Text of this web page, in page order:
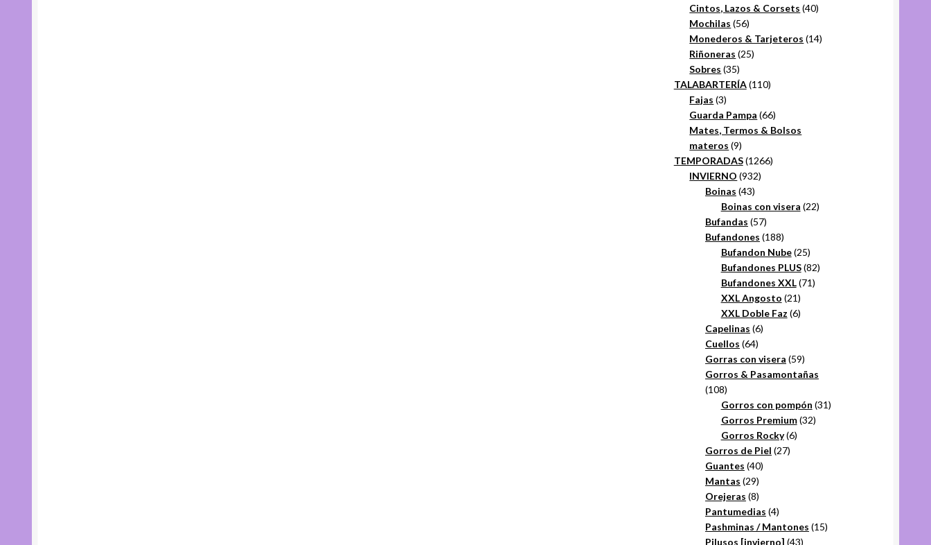
Cintos, Lazos & Corsets 4040
Mochilas 5656
productos
Monederos & Tarjeteros 1414
Riñoneras 2525
Sobres 3535
productos
TALABARTERÍA 110110
Fajas 33
productos
Guarda Pampa 6666
productos
Mates, Termos & Bolsos
materos 99
productos
TEMPORADAS 12661266
INVIERNO 932932
Boinas 4343
productos
Boinas con visera 2222
Bufandas 5757
productos
Bufandones 188188
productos
Bufandon Nube 2525
productos
Bufandones PLUS 8282
Bufandones XXL 7171
XXL Angosto 2121
productos
XXL Doble Faz 66
Capelinas 66
Cuellos 6464
productos
Gorras con visera 5959
productos
Gorros & Pasamontañas
108108
productos
Gorros con pompón 3131
Gorros Premium 3232
Gorros Rocky 66
Gorros de Piel 2727
Guantes 4040
Mantas 2929
productos
Orejeras 88
productos
Pantumedias 44
productos
Pashminas / Mantones 1515
Pilusos [invierno] 4343